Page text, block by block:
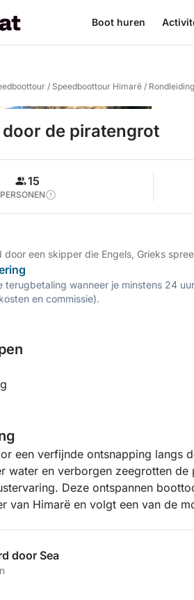
Boot huren
/ Speedboottour Himarë /
de piratengrot
15
PERSONEN
een skipper die Engels, Grieks
terugbetaling wanneer je minstens 24
en commissie).
een verfijnde ontsnapping langs
water en verborgen zeegrotten
Deze ontspannen
van Himarë en volgt een van de
ongerepte stranden die heerlijk
Livadhi Beach, Aquarium
Cave, Gjipe Beach, St Theodore's
door Sea